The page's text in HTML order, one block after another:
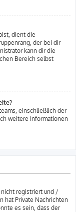
dient die
der bei dir
kann dir die
Bereich selbst
einschließlich der
weitere Informationen
nicht registriert und /
hat Private Nachrichten
es sein, dass der